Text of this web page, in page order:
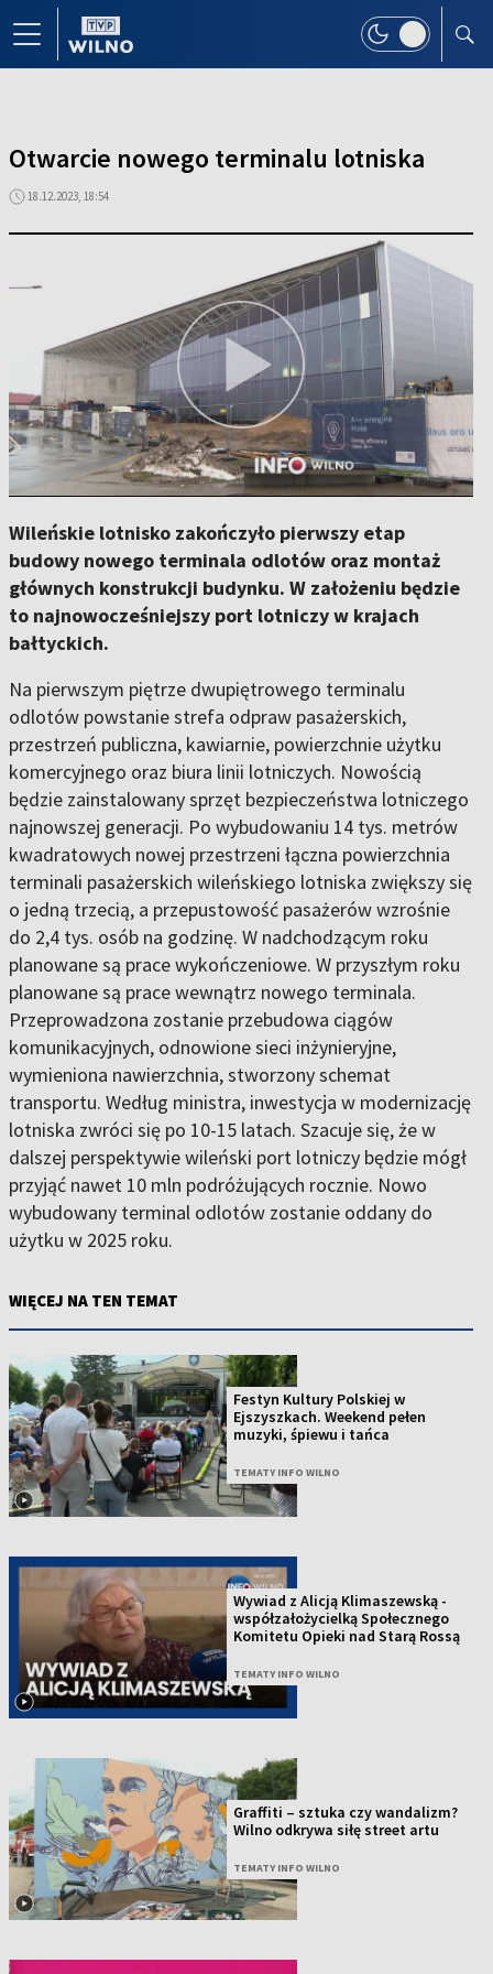
Otwarcie nowego terminalu lotniska
18.12.2023, 18:54
Wileńskie lotnisko zakończyło pierwszy etap
budowy nowego terminala odlotów oraz montaż
głównych konstrukcji budynku. W założeniu będzie
to najnowocześniejszy port lotniczy w krajach
bałtyckich.
Na pierwszym piętrze dwupiętrowego terminalu
odlotów powstanie strefa odpraw pasażerskich,
przestrzeń publiczna, kawiarnie, powierzchnie użytku
komercyjnego oraz biura linii lotniczych. Nowością
będzie zainstalowany sprzęt bezpieczeństwa lotniczego
najnowszej generacji. Po wybudowaniu 14 tys. metrów
kwadratowych nowej przestrzeni łączna powierzchnia
terminali pasażerskich wileńskiego lotniska zwiększy się
o jedną trzecią, a przepustowość pasażerów wzrośnie
do 2,4 tys. osób na godzinę. W nadchodzącym roku
planowane są prace wykończeniowe. W przyszłym roku
planowane są prace wewnątrz nowego terminala.
Przeprowadzona zostanie przebudowa ciągów
komunikacyjnych, odnowione sieci inżynieryjne,
wymieniona nawierzchnia, stworzony schemat
transportu. Według ministra, inwestycja w modernizację
lotniska zwróci się po 10-15 latach. Szacuje się, że w
dalszej perspektywie wileński port lotniczy będzie mógł
przyjąć nawet 10 mln podróżujących rocznie. Nowo
wybudowany terminal odlotów zostanie oddany do
użytku w 2025 roku.
WIĘCEJ NA TEN TEMAT
Festyn Kultury Polskiej w
Ejszyszkach. Weekend pełen
muzyki, śpiewu i tańca
TEMATY INFO WILNO
Wywiad z Alicją Klimaszewską -
współzałożycielką Społecznego
Komitetu Opieki nad Starą Rossą
TEMATY INFO WILNO
Graffiti – sztuka czy wandalizm?
Wilno odkrywa siłę street artu
TEMATY INFO WILNO